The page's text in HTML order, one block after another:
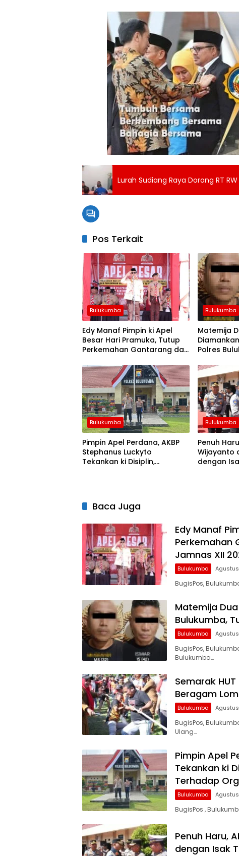
Lurah Sudiang Raya Dorong RT
Pos Terkait
Bulukumba
Edy Manaf Pimpin ki Apel
Besar Hari Pramuka, Tutup
Perkemahan Gantarang dan
2026
Bulukumba
Matemija
Polres
Sabu.
Bulukumba
Pimpin Apel Perdana, AKBP
Stephanus Luckyto
Tekankan ki Disiplin,
Bulukumba
Penuh
Wijayanto
dengan
Baca Juga
Edy Manaf
Perkemahan
Jamnas XII
Bulukumba
BugisPos,
Matemija
Bulukumba,
Bulukumba
BugisPos,
Bulukumba…
Semarak
Beragam
Bulukumba
BugisPos,
Ulang…
Pimpin Apel
Tekankan ki
Terhadap
Bulukumba
BugisPos ,
Penuh Haru,
dengan Isak